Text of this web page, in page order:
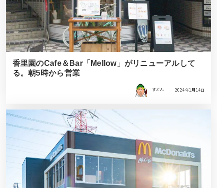
香里園のCafe＆Bar「Mellow」がリニューアルして
る。朝5時から営業
すどん 2024年1月14日